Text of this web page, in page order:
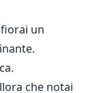
un
che notai